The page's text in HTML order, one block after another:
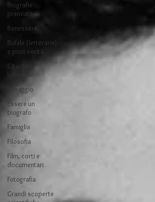
Biografie
premiate
Benessere
Bufale (letterarie)
e post-verità
Citazioni
letterarie
Coraggio
Essere un
biografo
Famiglia
Filosofia
Film, corti e
documentari
Fotografia
Grandi scoperte